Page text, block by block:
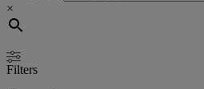
×
Filters